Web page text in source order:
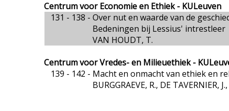
Centrum voor Economie en Ethiek - KULeuven
131 - 138 -Over nut en waarde van de
Bedeningen bij Lessius' intrestleer
VAN HOUDT, T.
Centrum voor Vredes- en Milieuethiek -
139 - 142 - Macht en onmacht van ethiek en
BURGGRAEVE, R., DE TAVERNIER,